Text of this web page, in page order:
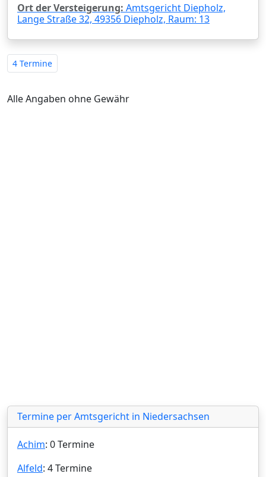
Ort der Versteigerung: Amtsgericht Diepholz,
Lange Straße 32, 49356 Diepholz, Raum: 13
4 Termine
Alle Angaben ohne Gewähr
Termine per Amtsgericht in Niedersachsen
Achim: 0 Termine
Alfeld: 4 Termine